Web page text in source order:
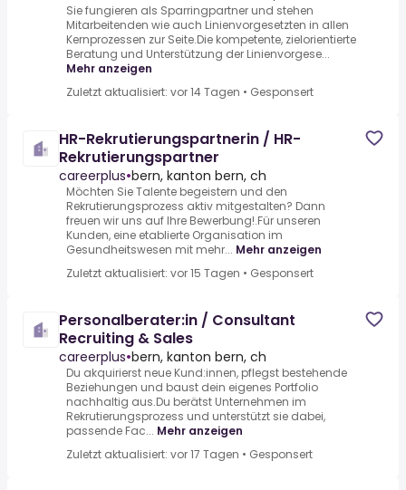
Sie fungieren als Sparringpartner und stehen
Mitarbeitenden wie auch Linienvorgesetzten in allen
Kernprozessen zur Seite.Die kompetente, zielorientierte
Beratung und Unterstützung der Linienvorgese...
Mehr anzeigen
Zuletzt aktualisiert: vor 14 Tagen • Gesponsert
HR-Rekrutierungspartnerin / HR-
Rekrutierungspartner
careerplus•bern, kanton bern, ch
Möchten Sie Talente begeistern und den
Rekrutierungsprozess aktiv mitgestalten? Dann
freuen wir uns auf Ihre Bewerbung!.Für unseren
Kunden, eine etablierte Organisation im
Gesundheitswesen mit mehr... Mehr anzeigen
Zuletzt aktualisiert: vor 15 Tagen • Gesponsert
Personalberater:in / Consultant
Recruiting & Sales
careerplus•bern, kanton bern, ch
Du akquirierst neue Kund:innen, pflegst bestehende
Beziehungen und baust dein eigenes Portfolio
nachhaltig aus.Du berätst Unternehmen im
Rekrutierungsprozess und unterstützt sie dabei,
passende Fac... Mehr anzeigen
Zuletzt aktualisiert: vor 17 Tagen • Gesponsert